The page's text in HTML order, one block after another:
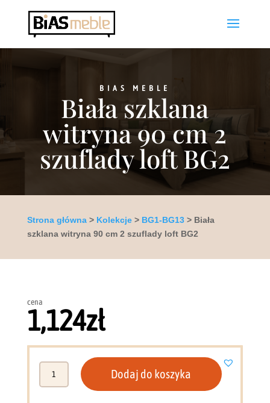
BIAS MEBLE
Biała szklana
witryna 90 cm 2
szuflady loft BG2
Strona główna> Kolekcje> BG1-BG13> Biała
szklana witryna 90 cm 2 szuflady loft BG2
cena
1,124zł
Dodaj do koszyka